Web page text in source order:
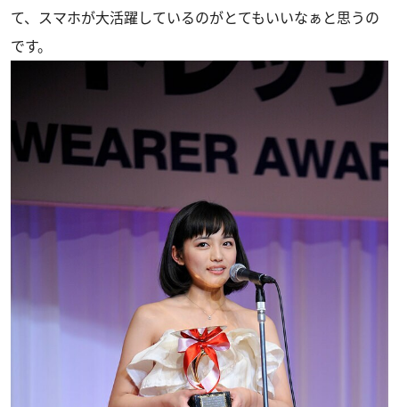
て、スマホが大活躍しているのがとてもいいなぁと思うの
です。